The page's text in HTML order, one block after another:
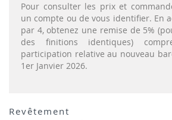
Pour consulter les prix et
un compte ou de vous identifier. En
par 4, obtenez une remise de 5%
des finitions identiques)
participation relative au nouveau
1er Janvier 2026.
Revêtement